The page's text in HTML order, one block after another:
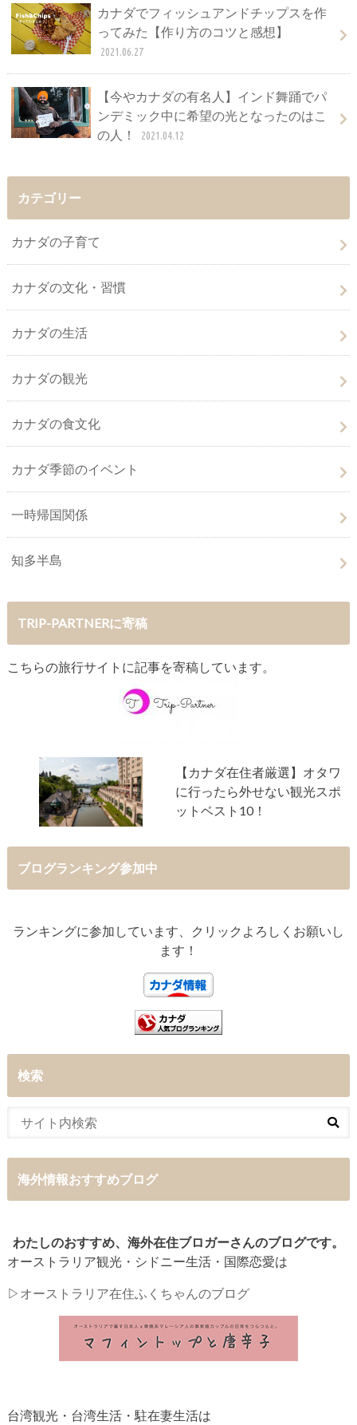
カナダでフィッシュアンドチップスを作
ってみた【作り方のコツと感想】
2021.06.27
【今やカナダの有名人】インド舞踊でパ
ンデミック中に希望の光となったのはこ
の人！
2021.04.12
カテゴリー
カナダの子育て
カナダの文化・習慣
カナダの生活
カナダの観光
カナダの食文化
カナダ季節のイベント
一時帰国関係
知多半島
TRIP-PARTNERに寄稿
こちらの旅行サイトに記事を寄稿しています。
【カナダ在住者厳選】オタワ
に行ったら外せない観光スポ
ットベスト10！
ブログランキング参加中
ランキングに参加しています、クリックよろしくお願いし
ます！
検索
海外情報おすすめブログ
わたしのおすすめ、海外在住ブロガーさんのブログです。
オーストラリア観光・シドニー生活・国際恋愛は
▷ オーストラリア在住ふくちゃんのブログ
台湾観光・台湾生活・駐在妻生活は